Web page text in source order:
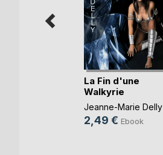
La Fin d'une
Walkyrie
Jeanne-Marie Delly
2,49 € Ebook